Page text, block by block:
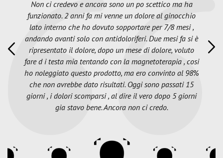
Non ci credevo e ancora sono un po scettico ma ha
funzionato. 2 anni fa mi venne un dolore al ginocchio
lato interno che ho dovuto sopportare per 7/8 mesi ,
andando avanti solo con antidoloriferi. Due mesi fa si è
ripresentato il dolore, dopo un mese di dolore, voluto
fare d i testa mia tentando con la magnetoterapia , cosi
ho noleggiato questo prodotto, ma ero convinto al 98%
che non avrebbe dato risultati. Oggi sono passati 15
giorni , i dolori scomparsi , al dire il vero dopo 5 giorni
gia stavo bene. Ancora non ci credo.